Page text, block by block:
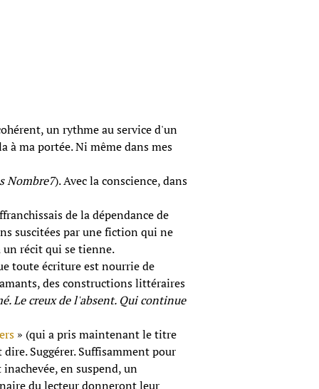
un rythme au service d'un
à ma portée. Ni même dans mes
Nombre7). Avec la conscience, dans
de la dépendance de
suscitées par une fiction qui ne
un récit qui se tienne.
toute écriture est nourrie de
des constructions littéraires
Le creux de l'absent. Qui continue
» (qui a pris maintenant le titre
dire. Suggérer. Suffisamment pour
en suspend, un
du lecteur donneront leur